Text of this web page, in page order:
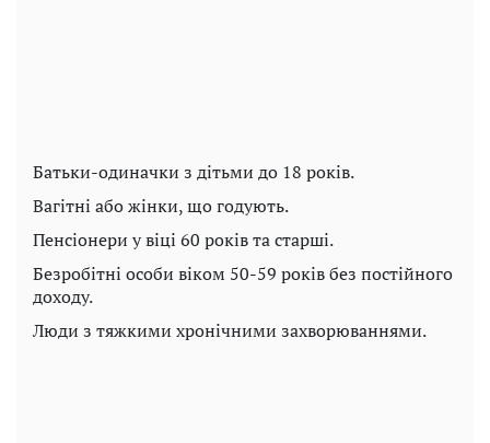
Батьки-одиначки з дітьми до 18 років.
Вагітні або жінки, що годують.
Пенсіонери у віці 60 років та старші.
Безробітні особи віком 50-59 років без постійного
доходу.
Люди з тяжкими хронічними захворюваннями.